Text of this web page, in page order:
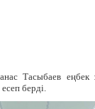
Тасыбаев
берді.